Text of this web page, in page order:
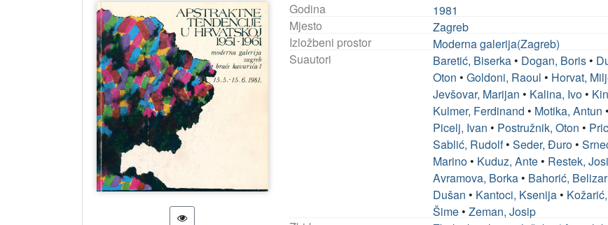
Godina
1981
Mjesto
Zagreb
Izložbeni prostor
Moderna galerija(Zagreb)
Suautori
Baretić, Biserka • Dogan, Boris •
Oton •Goldoni, Raoul • Horvat,
Jevšovar, Marijan • Kalina, Ivo •
Kulmer, Ferdinand • Motika, Antun •
Picelj, Ivan • Postružnik, Oton •
Sablić, Rudolf•Seder, Đuro •
Marino • Kuduz, Ante • Restek,
Avramova, Borka • Bahorić, Belizar
Dušan • Kantoci, Ksenija •
Šime •Zeman, Josip